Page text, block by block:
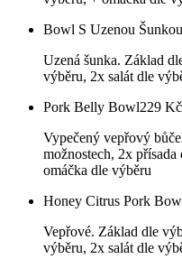
Bowl S Uzenou Šunkou
Uzená šunka. Základ
výběru, 2x salát dle
Pork Belly Bowl229 Kč
Vypečený vepřový
možnostech, 2x
omáčka dle výběru
Honey Citrus Pork
Vepřové. Základ dle
výběru, 2x salát dle